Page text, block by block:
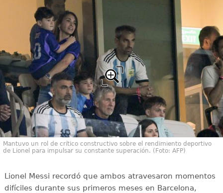
Mantuvo un rol de crítico constructivo sobre el rendimiento deportivo
de Lionel para impulsar su constante superación. (Foto: AFP)
Lionel Messi recordó que ambos atravesaron momentos
difíciles durante sus primeros meses en Barcelona,